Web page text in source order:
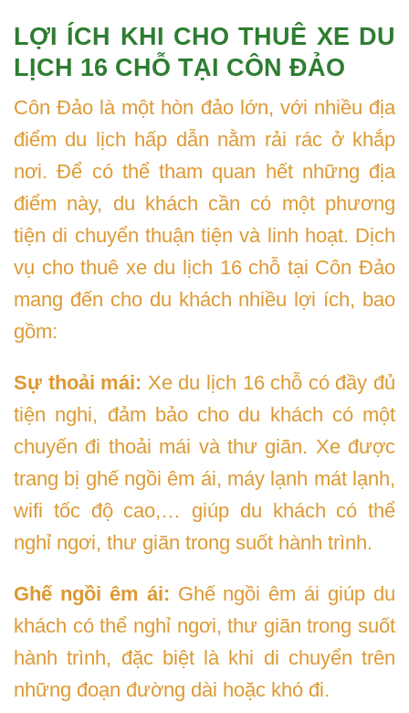
LỢI ÍCH KHI CHO THUÊ XE DU
LỊCH 16 CHỖ TẠI CÔN ĐẢO
Côn Đảo là một hòn đảo lớn, với nhiều địa
điểm du lịch hấp dẫn nằm rải rác ở khắp
nơi. Để có thể tham quan hết những địa
điểm này, du khách cần có một phương
tiện di chuyển thuận tiện và linh hoạt. Dịch
vụ cho thuê xe du lịch 16 chỗ tại Côn Đảo
mang đến cho du khách nhiều lợi ích, bao
gồm:
Sự thoải mái: Xe du lịch 16 chỗ có đầy đủ
tiện nghi, đảm bảo cho du khách có một
chuyến đi thoải mái và thư giãn. Xe được
trang bị ghế ngồi êm ái, máy lạnh mát lạnh,
wifi tốc độ cao,… giúp du khách có thể
nghỉ ngơi, thư giãn trong suốt hành trình.
Ghế ngồi êm ái: Ghế ngồi êm ái giúp du
khách có thể nghỉ ngơi, thư giãn trong suốt
hành trình, đặc biệt là khi di chuyển trên
những đoạn đường dài hoặc khó đi.